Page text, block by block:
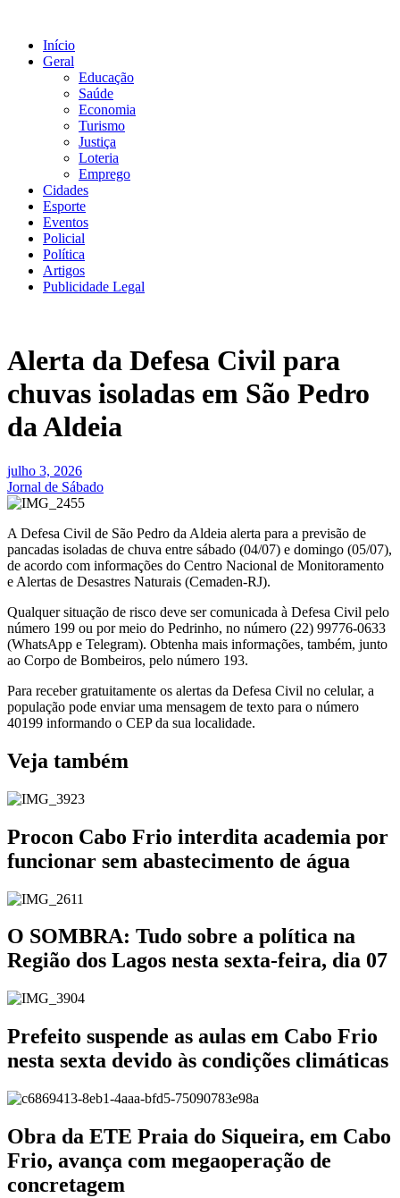
conteúdo
Início
Geral
Educação
Saúde
Economia
Turismo
Justiça
Loteria
Emprego
Cidades
Esporte
Eventos
Policial
Política
Artigos
Publicidade Legal
Alerta da Defesa Civil para
chuvas isoladas em São Pedro
da Aldeia
julho 3, 2026
Jornal de Sábado
A Defesa Civil de São Pedro da Aldeia alerta para a previsão de
pancadas isoladas de chuva entre sábado (04/07) e domingo (05/07),
de acordo com informações do Centro Nacional de Monitoramento
e Alertas de Desastres Naturais (Cemaden-RJ).
Qualquer situação de risco deve ser comunicada à Defesa Civil pelo
número 199 ou por meio do Pedrinho, no número (22) 99776-0633
(WhatsApp e Telegram). Obtenha mais informações, também, junto
ao Corpo de Bombeiros, pelo número 193.
Para receber gratuitamente os alertas da Defesa Civil no celular, a
população pode enviar uma mensagem de texto para o número
40199 informando o CEP da sua localidade.
Veja também
Procon Cabo Frio interdita academia por
funcionar sem abastecimento de água
O SOMBRA: Tudo sobre a política na
Região dos Lagos nesta sexta-feira, dia 07
Prefeito suspende as aulas em Cabo Frio
nesta sexta devido às condições climáticas
Obra da ETE Praia do Siqueira, em Cabo
Frio, avança com megaoperação de
concretagem